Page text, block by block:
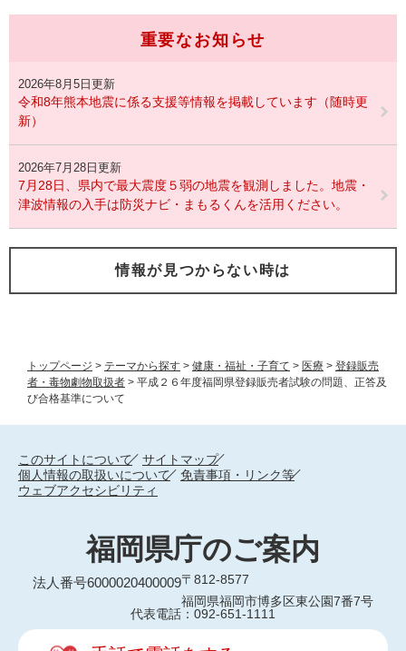
トップページ > テーマから探す > 健康・福祉・子育て > 医療 > 登録販売
者・毒物劇物取扱者 > 平成２６年度福岡県登録販売者試験の問題、正答及
び合格基準について
重要なお知らせ
2026年8月5日更新
令和8年熊本地震に係る支援等情報を掲載しています（随時更
新）
2026年7月28日更新
7月28日、県内で最大震度５弱の地震を観測しました。地震・
津波情報の入手は防災ナビ・まもるくんを活用ください。
情報が見つからない時は
このサイトについて
サイトマップ
個人情報の取扱いについて
免責事項・リンク等
ウェブアクセシビリティ
福岡県庁のご案内
法人番号6000020400009〒812-8577
福岡県福岡市博多区東公園7番7号
代表電話：092-651-1111